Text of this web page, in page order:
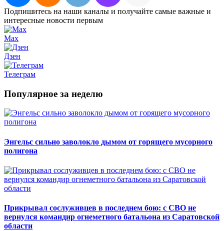
Подпишитесь на наши каналы и получайте самые важные и
интересные новости первым
Max
Дзен
Телеграм
Популярное за неделю
Энгельс сильно заволокло дымом от горящего мусорного
полигона
Прикрывал сослуживцев в последнем бою: с СВО не
вернулся командир огнеметного батальона из Саратовской
области